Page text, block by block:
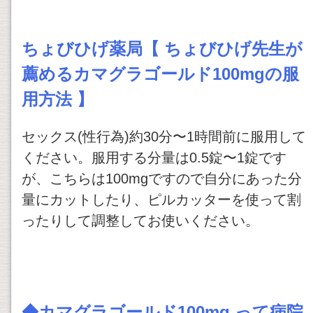
ちょびひげ薬局【 ちょびひげ先生が
薦めるカマグラゴールド100mgの服
用方法 】
セックス(性行為)約30分〜1時間前に服用して
ください。服用する分量は0.5錠〜1錠です
が、こちらは100mgですので自分にあった分
量にカットしたり、ピルカッターを使って割
ったりして調整してお使いください。